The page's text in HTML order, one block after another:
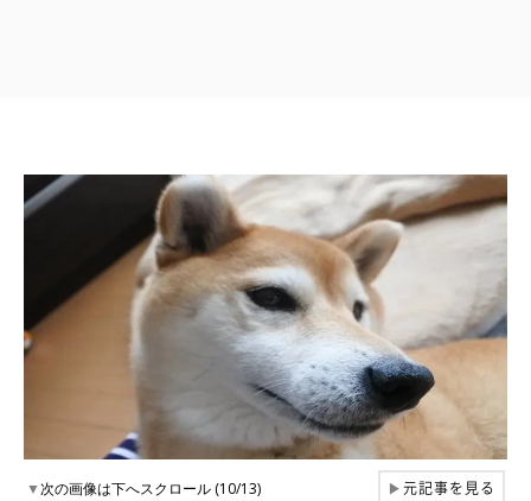
▼次の画像は下へスクロール (10/13) ▶元記事を見る